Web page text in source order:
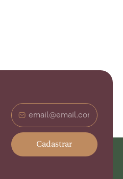
Cadastrar